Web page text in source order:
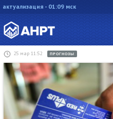
актуализация - 01:09 мск
25 мар 11:52 ПРОГНОЗЫ